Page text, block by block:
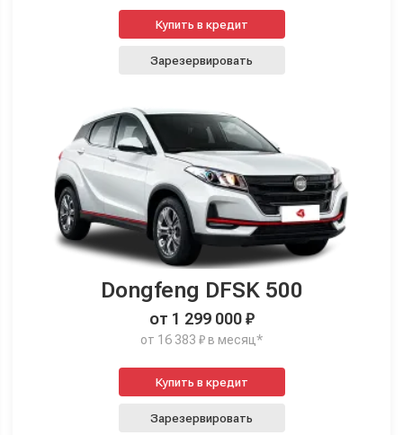
Купить в кредит
Зарезервировать
Dongfeng DFSK 500
от 1 299 000 ₽
от 16 383 ₽ в месяц*
Купить в кредит
Зарезервировать